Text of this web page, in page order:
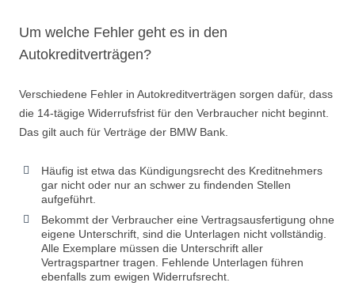
Um welche Fehler geht es in den
Autokreditverträgen?
Verschiedene Fehler in Autokreditverträgen sorgen dafür, dass
die 14-tägige Widerrufsfrist für den Verbraucher nicht beginnt.
Das gilt auch für Verträge der BMW Bank.
Häufig ist etwa das Kündigungsrecht des Kreditnehmers
gar nicht oder nur an schwer zu findenden Stellen
aufgeführt.
Bekommt der Verbraucher eine Vertragsausfertigung ohne
eigene Unterschrift, sind die Unterlagen nicht vollständig.
Alle Exemplare müssen die Unterschrift aller
Vertragspartner tragen. Fehlende Unterlagen führen
ebenfalls zum ewigen Widerrufsrecht.